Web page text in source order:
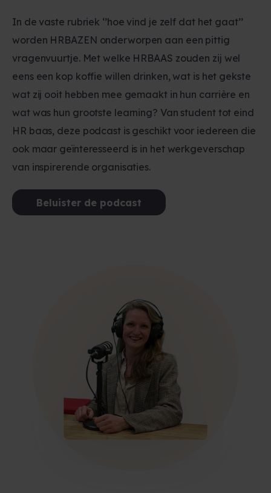
In de vaste rubriek ‘’hoe vind je zelf dat het gaat’’
worden HRBAZEN onderworpen aan een pittig
vragenvuurtje. Met welke HRBAAS zouden zij wel
eens een kop koffie willen drinken, wat is het gekste
wat zij ooit hebben mee gemaakt in hun carrière en
wat was hun grootste learning? Van student tot eind
HR baas, deze podcast is geschikt voor iedereen die
ook maar geïnteresseerd is in het werkgeverschap
van inspirerende organisaties.
Beluister de podcast